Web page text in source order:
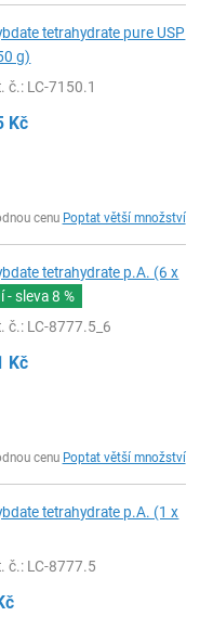
tetrahydrate pure USP
g)
č.: LC-7150.1
Kč
cenu Poptat větší množství
tetrahydrate p.A. (6 x
- sleva8 %
č.: LC-8777.5_6
Kč
cenu Poptat větší množství
tetrahydrate p.A. (1 x
č.: LC-8777.5